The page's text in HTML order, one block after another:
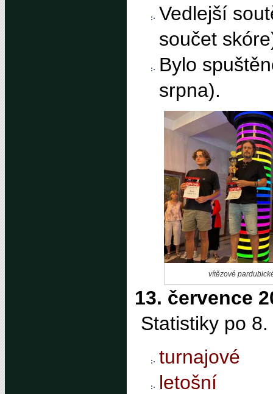
Vedlejší
součet
Bylo
srpna).
vítězové
13. července
Statistiky po
turnajové
letošní